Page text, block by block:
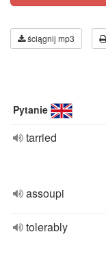
ściągnij mp3
Pytanie
tarried
assoupi
tolerably